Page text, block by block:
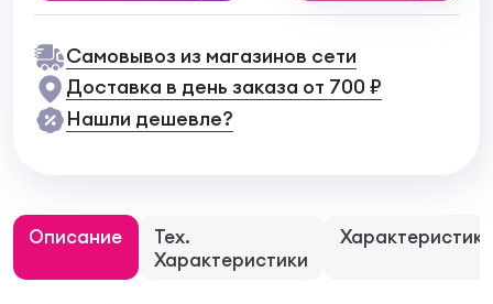
Самовывоз из магазинов сети
Доставка в день заказа от 700 ₽
Нашли дешевле?
Описание
Тех.
Характеристики
Характеристики